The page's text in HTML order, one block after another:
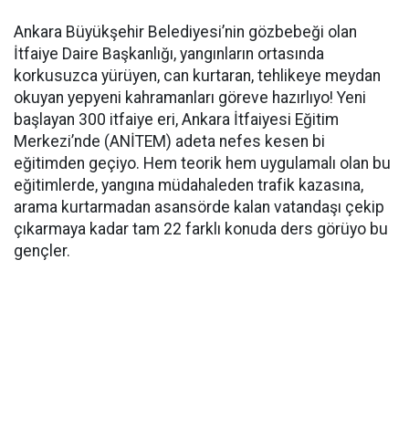
Ankara Büyükşehir Belediyesi’nin gözbebeği olan
İtfaiye Daire Başkanlığı, yangınların ortasında
korkusuzca yürüyen, can kurtaran, tehlikeye meydan
okuyan yepyeni kahramanları göreve hazırlıyo! Yeni
başlayan 300 itfaiye eri, Ankara İtfaiyesi Eğitim
Merkezi’nde (ANİTEM) adeta nefes kesen bi
eğitimden geçiyo. Hem teorik hem uygulamalı olan bu
eğitimlerde, yangına müdahaleden trafik kazasına,
arama kurtarmadan asansörde kalan vatandaşı çekip
çıkarmaya kadar tam 22 farklı konuda ders görüyo bu
gençler.